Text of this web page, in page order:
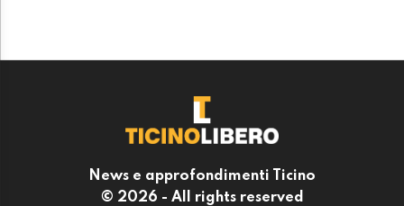
News e approfondimenti Ticino
© 2026 - All rights reserved